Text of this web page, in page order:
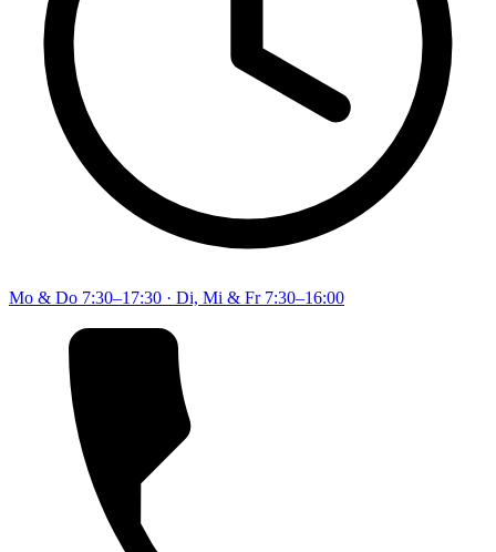
Mo & Do 7:30–17:30 · Di, Mi & Fr 7:30–16:00